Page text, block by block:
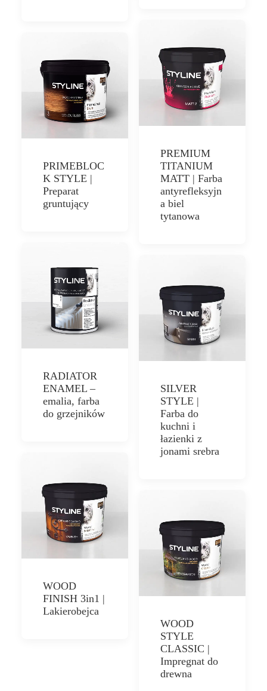
PREMIUM
TITANIUM
MATT | Farba
antyrefleksyjn
a biel
tytanowa
PRIMEBLOC
K STYLE |
Preparat
gruntujący
RADIATOR
ENAMEL –
emalia, farba
do grzejników
SILVER
STYLE |
Farba do
kuchni i
łazienki z
jonami srebra
WOOD
FINISH 3in1 |
Lakierobejca
WOOD
STYLE
CLASSIC |
Impregnat do
drewna